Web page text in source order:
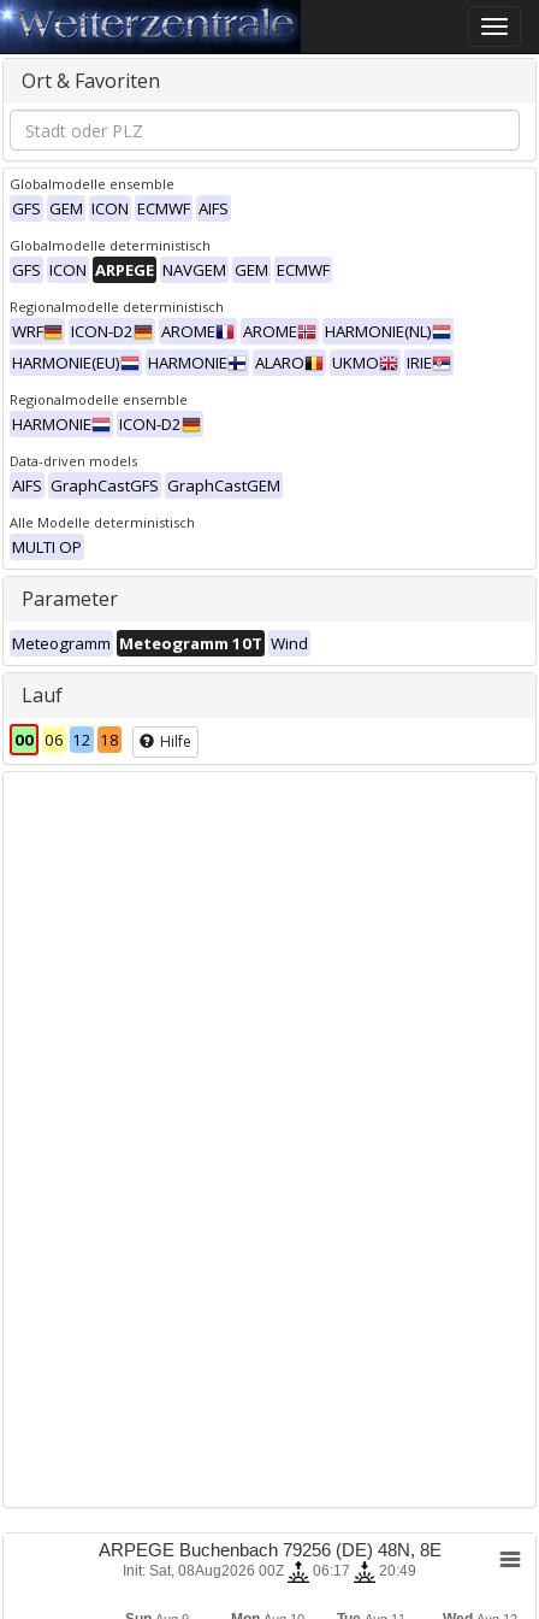
Toggle
Ort & Favoriten
Globalmodelle ensemble
GFS GEM ICON ECMWF AIFS
Globalmodelle deterministisch
GFS ICON ARPEGE NAVGEM GEM ECMWF
Regionalmodelle deterministisch
WRF ICON-D2 AROME AROME
HARMONIE(NL)
HARMONIE(EU)
HARMONIE ALARO UKMO IRIE
Regionalmodelle ensemble
HARMONIE ICON-D2
Data-driven models
AIFS GraphCastGFS GraphCastGEM
Alle Modelle deterministisch
MULTI OP
Parameter
Meteogramm Meteogramm 10T Wind
Lauf
00 06 12 18 Hilfe
ARPEGE Buchenbach 79256 (DE) 48N, 8E
Init: Sat, 08Aug2026 00Z 06:17 20:49